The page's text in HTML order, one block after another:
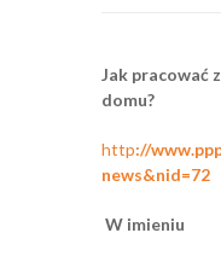
Jak pracować
domu?
http://
news&nid=72
W imieniu